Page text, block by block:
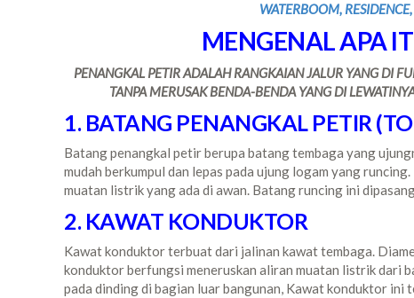
WATERBOOM, RESIDENCE,
MENGENAL APA
PENANGKAL PETIR ADALAH RANGKAIAN JALUR YANG DI
TANPA MERUSAK BENDA-BENDA YANG DI
1. BATANG PENANGKAL PETIR
Batang penangkal petir berupa batang tembaga yang
mudah berkumpul dan lepas pada ujung logam yang
muatan listrik yang ada di awan. Batang runcing ini
2. KAWAT KONDUKTOR
Kawat konduktor terbuat dari jalinan kawat tembaga.
konduktor berfungsi meneruskan aliran muatan listrik dari
pada dinding di bagian luar bangunan, Kawat konduktor